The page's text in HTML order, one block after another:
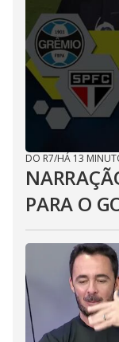
DO R7/HÁ 13
PARA O